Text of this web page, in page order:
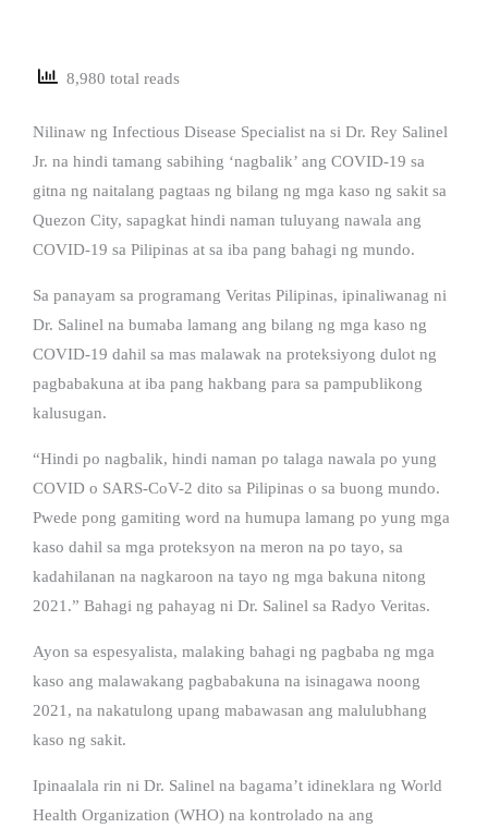
8,980 total reads
Nilinaw ng Infectious Disease Specialist na si Dr. Rey Salinel
Jr. na hindi tamang sabihing ‘nagbalik’ ang COVID-19 sa
gitna ng naitalang pagtaas ng bilang ng mga kaso ng sakit sa
Quezon City, sapagkat hindi naman tuluyang nawala ang
COVID-19 sa Pilipinas at sa iba pang bahagi ng mundo.
Sa panayam sa programang Veritas Pilipinas, ipinaliwanag ni
Dr. Salinel na bumaba lamang ang bilang ng mga kaso ng
COVID-19 dahil sa mas malawak na proteksiyong dulot ng
pagbabakuna at iba pang hakbang para sa pampublikong
kalusugan.
“Hindi po nagbalik, hindi naman po talaga nawala po yung
COVID o SARS-CoV-2 dito sa Pilipinas o sa buong mundo.
Pwede pong gamiting word na humupa lamang po yung mga
kaso dahil sa mga proteksyon na meron na po tayo, sa
kadahilanan na nagkaroon na tayo ng mga bakuna nitong
2021.” Bahagi ng pahayag ni Dr. Salinel sa Radyo Veritas.
Ayon sa espesyalista, malaking bahagi ng pagbaba ng mga
kaso ang malawakang pagbabakuna na isinagawa noong
2021, na nakatulong upang mabawasan ang malulubhang
kaso ng sakit.
Ipinaalala rin ni Dr. Salinel na bagama’t idineklara ng World
Health Organization (WHO) na kontrolado na ang